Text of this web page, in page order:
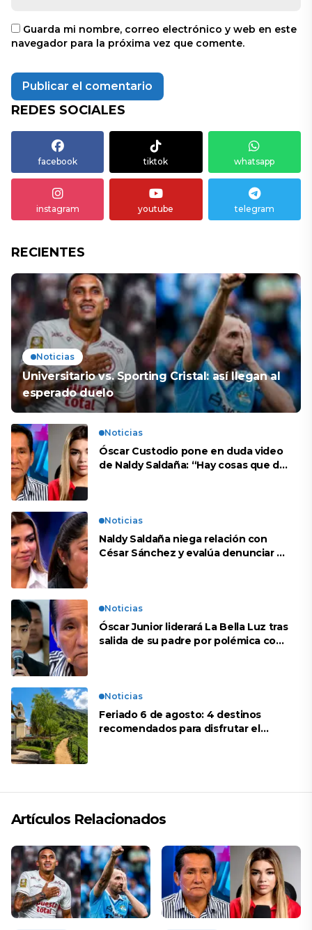
Guarda mi nombre, correo electrónico y web en este
navegador para la próxima vez que comente.
REDES SOCIALES
facebook tiktok whatsapp
instagram youtube telegram
RECIENTES
Noticias
Universitario vs. Sporting Cristal: así llegan al
esperado duelo
Noticias
Óscar Custodio pone en duda video
de Naldy Saldaña: “Hay cosas que de
Noticias
Naldy Saldaña niega relación con
César Sánchez y evalúa denunciar a
Noticias
Óscar Junior liderará La Bella Luz tras
salida de su padre por polémica con
Noticias
Feriado 6 de agosto: 4 destinos
recomendados para disfrutar el
Artículos Relacionados